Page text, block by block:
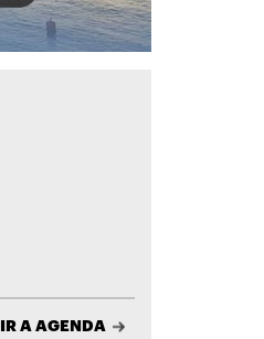
IR A AGENDA